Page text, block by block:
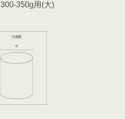
300-350g用(大)